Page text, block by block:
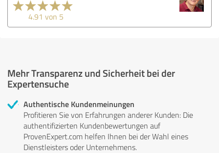
4.91 von 5
Mehr Transparenz und Sicherheit bei der
Expertensuche
Authentische Kundenmeinungen
Profitieren Sie von Erfahrungen anderer Kunden: Die
authentifizierten Kundenbewertungen auf
ProvenExpert.com helfen Ihnen bei der Wahl eines
Dienstleisters oder Unternehmens.